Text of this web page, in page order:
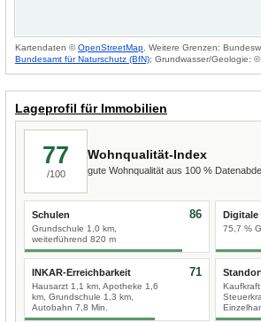
Kartendaten ©OpenStreetMap . Weitere Grenzen:
Bundesamt für Naturschutz (BfN); Grundwasser/Geologie: ©
Lageprofil für Immobilien
77
/100
Wohnqualität-Index
gute Wohnqualität aus 100 %
Schulen
Grundschule 1,0 km,
weiterführend 820 m
86 Digitale
75,7 %
INKAR-Erreichbarkeit
Hausarzt 1,1 km, Apotheke 1,6
km, Grundschule 1,3 km,
Autobahn 7,8 Min.
71
Kaufkraft